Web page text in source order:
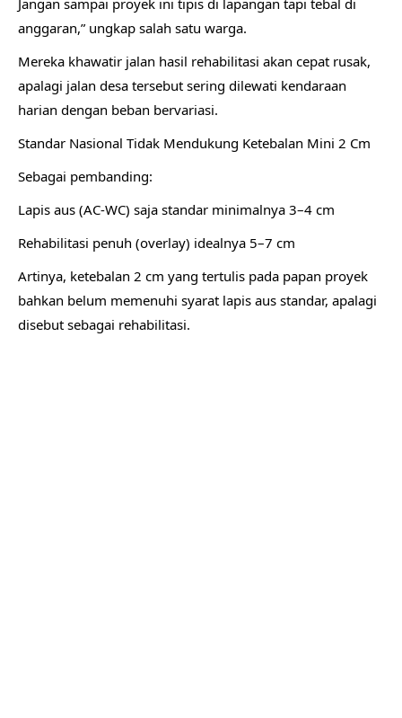
Jangan sampai proyek ini tipis di lapangan tapi tebal di
anggaran,” ungkap salah satu warga.
Mereka khawatir jalan hasil rehabilitasi akan cepat rusak,
apalagi jalan desa tersebut sering dilewati kendaraan
harian dengan beban bervariasi.
Standar Nasional Tidak Mendukung Ketebalan Mini 2 Cm
Sebagai pembanding:
Lapis aus (AC-WC) saja standar minimalnya 3–4 cm
Rehabilitasi penuh (overlay) idealnya 5–7 cm
Artinya, ketebalan 2 cm yang tertulis pada papan proyek
bahkan belum memenuhi syarat lapis aus standar, apalagi
disebut sebagai rehabilitasi.